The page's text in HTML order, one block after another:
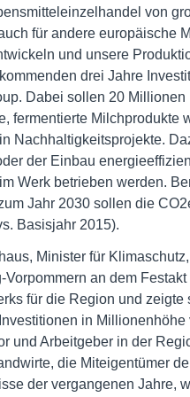
von
für andere europäische
und unsere
drei Jahre
Dabei sollen 20
fermentierte Milchprodukte
Nachhaltigkeitsprojekte.
der Einbau
Werk betrieben werden.
Jahr 2030 sollen die
Basisjahr 2015).
Minister für
an dem
für die Region und zeigte
in
und Arbeitgeber in der
die Miteigentümer
der vergangenen Jahre,